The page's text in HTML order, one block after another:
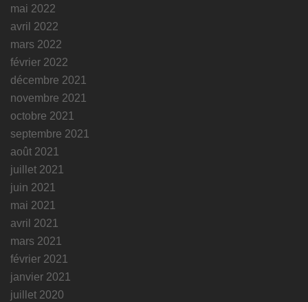
mai 2022
avril 2022
mars 2022
février 2022
décembre 2021
novembre 2021
octobre 2021
septembre 2021
août 2021
juillet 2021
juin 2021
mai 2021
avril 2021
mars 2021
février 2021
janvier 2021
juillet 2020